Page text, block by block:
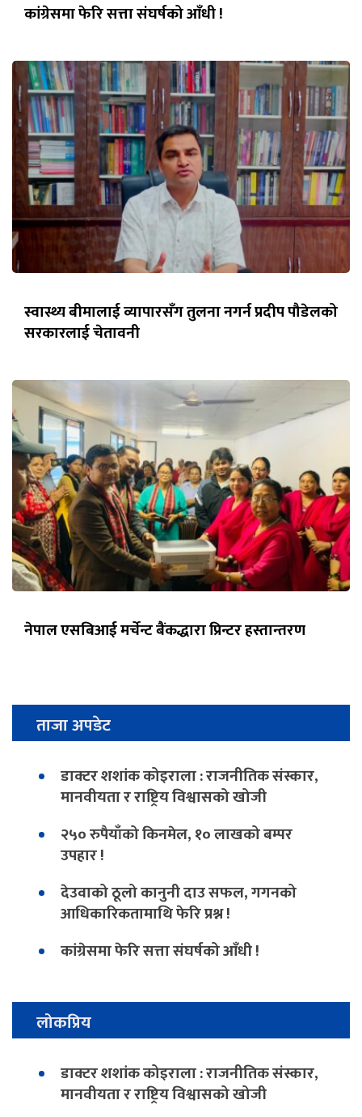
कांग्रेसमा फेरि सत्ता संघर्षको आँधी !
स्वास्थ्य बीमालाई व्यापारसँग तुलना नगर्न प्रदीप पौडेलको
सरकारलाई चेतावनी
नेपाल एसबिआई मर्चेन्ट बैंकद्धारा प्रिन्टर हस्तान्तरण
ताजा अपडेट
डाक्टर शशांक कोइराला : राजनीतिक संस्कार,
मानवीयता र राष्ट्रिय विश्वासको खोजी
२५० रुपैयाँको किनमेल, १० लाखको बम्पर
उपहार !
देउवाको ठूलो कानुनी दाउ सफल, गगनको
आधिकारिकतामाथि फेरि प्रश्न !
कांग्रेसमा फेरि सत्ता संघर्षको आँधी !
लोकप्रिय
डाक्टर शशांक कोइराला : राजनीतिक संस्कार,
मानवीयता र राष्ट्रिय विश्वासको खोजी